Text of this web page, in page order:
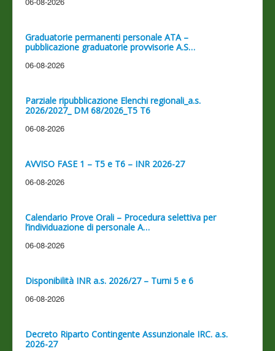
Graduatorie permanenti personale ATA –
pubblicazione graduatorie provvisorie A.S…
06-08-2026
Parziale ripubblicazione Elenchi regionali_a.s.
2026/2027_ DM 68/2026_T5 T6
06-08-2026
AVVISO FASE 1 – T5 e T6 – INR 2026-27
06-08-2026
Calendario Prove Orali – Procedura selettiva per
l’individuazione di personale A…
06-08-2026
Disponibilità INR a.s. 2026/27 – Turni 5 e 6
06-08-2026
Decreto Riparto Contingente Assunzionale IRC. a.s.
2026-27